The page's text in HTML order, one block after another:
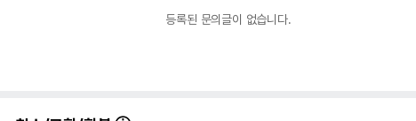
등록된 문의글이 없습니다.